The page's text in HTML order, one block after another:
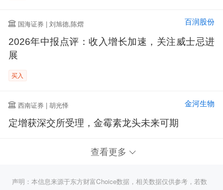
国海证券 | 刘旭德,陈熠 百润股份
2026年中报点评：收入增长加速，关注威士忌进
展
买入
西南证券 | 胡光怿 金河生物
定增获深交所受理，金霉素龙头未来可期
查看更多
声明：本信息来源于东方财富Choice数据，相关数据仅供参考，若数